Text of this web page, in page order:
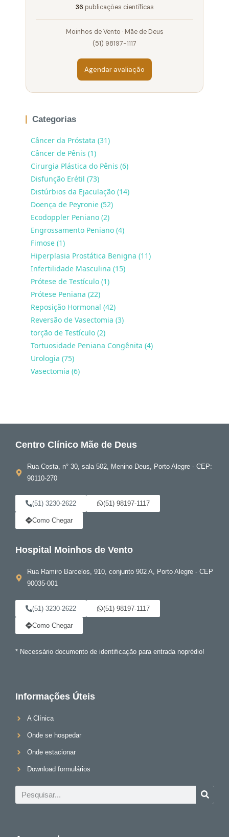
36 publicações científicas
Moinhos de Vento · Mãe de Deus
(51) 98197-1117
Agendar avaliação
Categorias
Câncer da Próstata (31)
Câncer de Pênis (1)
Cirurgia Plástica do Pênis (6)
Disfunção Erétil (73)
Distúrbios da Ejaculação (14)
Doença de Peyronie (52)
Ecodoppler Peniano (2)
Engrossamento Peniano (4)
Fimose (1)
Hiperplasia Prostática Benigna (11)
Infertilidade Masculina (15)
Prótese de Testículo (1)
Prótese Peniana (22)
Reposição Hormonal (42)
Reversão de Vasectomia (3)
torção de Testículo (2)
Tortuosidade Peniana Congênita (4)
Urologia (75)
Vasectomia (6)
Centro Clínico Mãe de Deus
Rua Costa, n° 30, sala 502, Menino Deus, Porto Alegre - CEP:
90110-270
(51) 3230-2622 (51) 98197-1117
Como Chegar
Hospital Moinhos de Vento
Rua Ramiro Barcelos, 910, conjunto 902 A, Porto Alegre - CEP
90035-001
(51) 3230-2622 (51) 98197-1117
Como Chegar
* Necessário documento de identificação para entrada noprédio!
Informações Úteis
A Clínica
Onde se hospedar
Onde estacionar
Download formulários